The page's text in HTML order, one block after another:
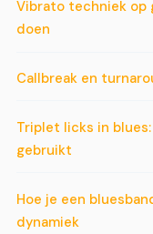
Vibrato techniek op
doen
Callbreak en
Triplet licks in
gebruikt
Hoe je een
dynamiek